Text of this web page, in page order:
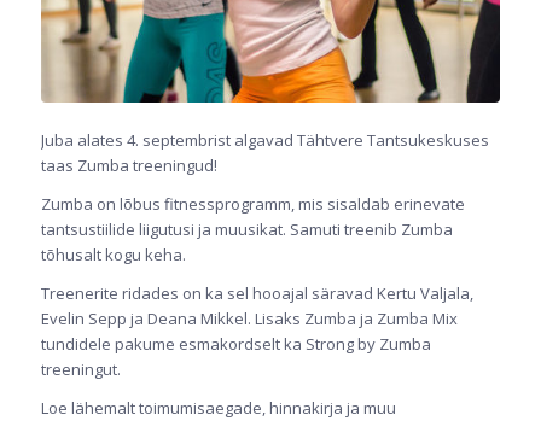
Juba alates 4. septembrist algavad Tähtvere Tantsukeskuses
taas Zumba treeningud!
Zumba on lõbus fitnessprogramm, mis sisaldab erinevate
tantsustiilide liigutusi ja muusikat. Samuti treenib Zumba
tõhusalt kogu keha.
Treenerite ridades on ka sel hooajal säravad Kertu Valjala,
Evelin Sepp ja Deana Mikkel. Lisaks Zumba ja Zumba Mix
tundidele pakume esmakordselt ka Strong by Zumba
treeningut.
Loe lähemalt toimumisaegade, hinnakirja ja muu